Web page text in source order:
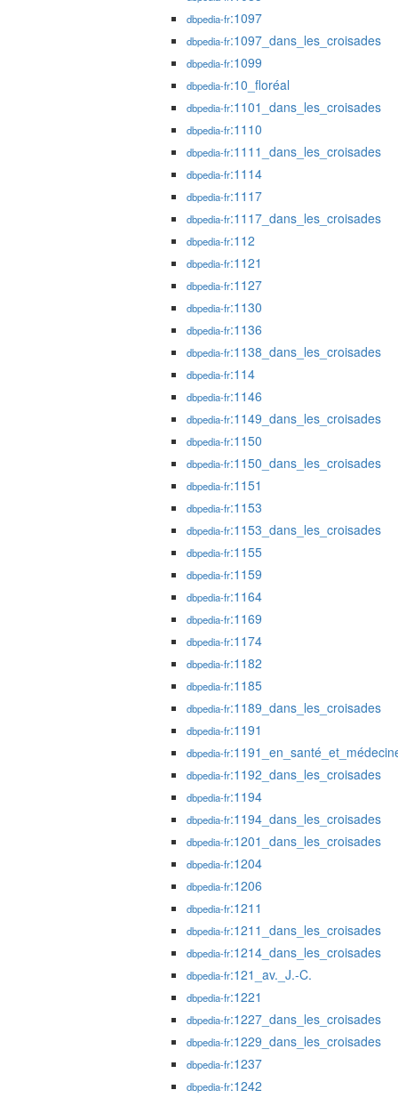
dbpedia-fr:1097
dbpedia-fr:1097_dans_les_croisades
dbpedia-fr:1099
dbpedia-fr:10_floréal
dbpedia-fr:1101_dans_les_croisades
dbpedia-fr:1110
dbpedia-fr:1111_dans_les_croisades
dbpedia-fr:1114
dbpedia-fr:1117
dbpedia-fr:1117_dans_les_croisades
dbpedia-fr:112
dbpedia-fr:1121
dbpedia-fr:1127
dbpedia-fr:1130
dbpedia-fr:1136
dbpedia-fr:1138_dans_les_croisades
dbpedia-fr:114
dbpedia-fr:1146
dbpedia-fr:1149_dans_les_croisades
dbpedia-fr:1150
dbpedia-fr:1150_dans_les_croisades
dbpedia-fr:1151
dbpedia-fr:1153
dbpedia-fr:1153_dans_les_croisades
dbpedia-fr:1155
dbpedia-fr:1159
dbpedia-fr:1164
dbpedia-fr:1169
dbpedia-fr:1174
dbpedia-fr:1182
dbpedia-fr:1185
dbpedia-fr:1189_dans_les_croisades
dbpedia-fr:1191
dbpedia-fr
dbpedia-fr:1192_dans_les_croisades
dbpedia-fr:1194
dbpedia-fr:1194_dans_les_croisades
dbpedia-fr:1201_dans_les_croisades
dbpedia-fr:1204
dbpedia-fr:1206
dbpedia-fr:1211
dbpedia-fr:1211_dans_les_croisades
dbpedia-fr:1214_dans_les_croisades
dbpedia-fr:121_av._J.-C.
dbpedia-fr:1221
dbpedia-fr:1227_dans_les_croisades
dbpedia-fr:1229_dans_les_croisades
dbpedia-fr:1237
dbpedia-fr:1242